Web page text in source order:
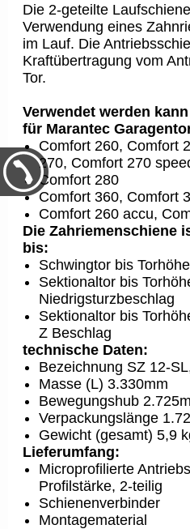
Die 2-geteilte
Verwendung eines
im Lauf. Die
Kraftübertragung vom
Tor.
Verwendet werden
für Marantec
Comfort 260, Comfort
270, Comfort 270
Comfort 280
Comfort 360, Comfort
Comfort 260 accu,
Die Zahriemenschiene
bis:
Schwingtor bis
Sektionaltor bis
Niedrigsturzbeschlag
Sektionaltor bis
Z Beschlag
technische Daten:
Bezeichnung SZ 12-
Masse (L) 3.330mm
Bewegungshub
Verpackungslänge
Gewicht (gesamt) 5,9
Lieferumfang:
Microprofilierte
Profilstärke, 2-teilig
Schienenverbinder
Montagematerial